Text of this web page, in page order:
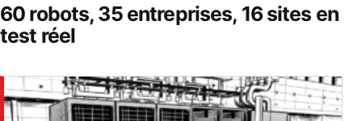
60 robots, 35 entreprises, 16 sites en
test réel